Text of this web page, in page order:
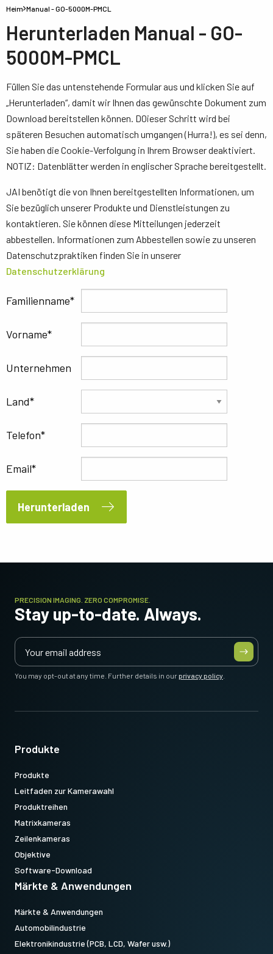
Heim Manual - GO-5000M-PMCL
Herunterladen Manual - GO-
5000M-PMCL
Füllen Sie das untenstehende Formular aus und klicken Sie auf
„Herunterladen“, damit wir Ihnen das gewünschte Dokument zum
Download bereitstellen können. D0ieser Schritt wird bei
späteren Besuchen automatisch umgangen (Hurra!), es sei denn,
Sie haben die Cookie-Verfolgung in Ihrem Browser deaktiviert.
NOTIZ: Datenblätter werden in englischer Sprache bereitgestellt.
JAI benötigt die von Ihnen bereitgestellten Informationen, um
Sie bezüglich unserer Produkte und Dienstleistungen zu
kontaktieren. Sie können diese Mitteilungen jederzeit
abbestellen. Informationen zum Abbestellen sowie zu unseren
Datenschutzpraktiken finden Sie in unserer
Datenschutzerklärung
Familienname
Vorname
Unternehmen
Land
Telefon
Email
Herunterladen
PRECISION IMAGING. ZERO COMPROMISE.
Stay up-to-date. Always.
You may opt-out at any time. Further details in ourprivacy policy
Produkte
Produkte
Leitfaden zur Kamerawahl
Produktreihen
Matrixkameras
Zeilenkameras
Objektive
Software-Download
Märkte & Anwendungen
Märkte & Anwendungen
Automobilindustrie
Elektronikindustrie (PCB, LCD, Wafer usw.)